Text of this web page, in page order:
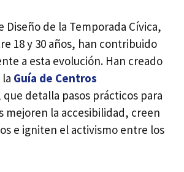
Diseño de la Temporada Cívica,
18 y 30 años, han contribuido
a esta evolución. Han creado
Guía de Centros
que detalla pasos prácticos para
mejoren la accesibilidad, creen
e igniten el activismo entre los